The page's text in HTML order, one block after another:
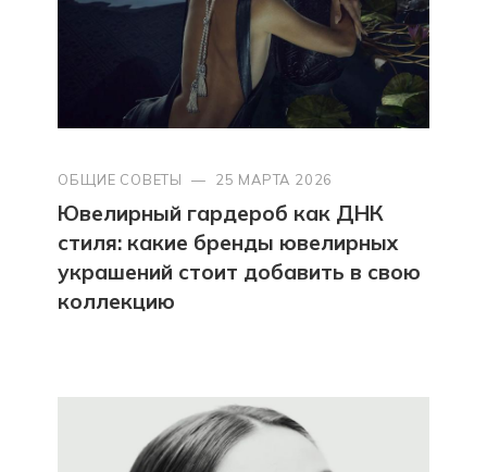
ОБЩИЕ СОВЕТЫ — 25 МАРТА 2026
Ювелирный гардероб как ДНК
стиля: какие бренды ювелирных
украшений стоит добавить в свою
коллекцию